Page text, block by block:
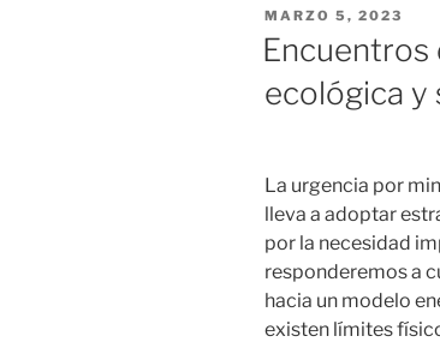
PUBLICADO
EL
MARZO 5, 2023
Encuentros
ecológica y
La urgencia por
lleva a adoptar
por la necesidad
responderemos a
hacia un modelo
existen límites